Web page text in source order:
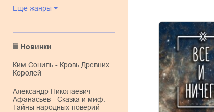
Еще жанры
Новинки
Ким Сониль - Кровь Древних
Королей
Александр Николаевич
Афанасьев - Сказка и миф.
Тайны народных поверий